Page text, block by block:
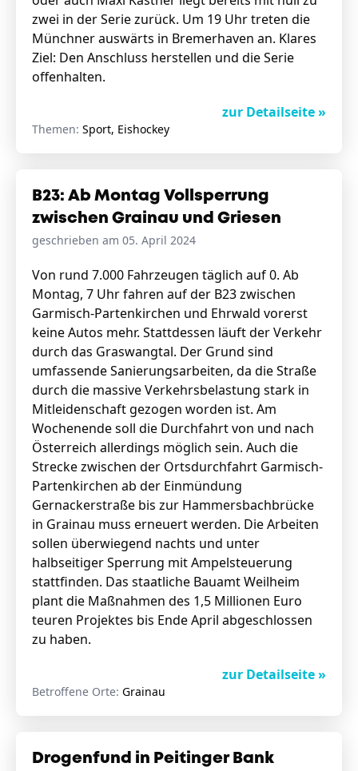
zwei in der Serie zurück. Um 19 Uhr treten die
Münchner auswärts in Bremerhaven an. Klares
Ziel: Den Anschluss herstellen und die Serie
offenhalten.
zur Detailseite »
Themen: Sport, Eishockey
B23: Ab Montag Vollsperrung
zwischen Grainau und Griesen
geschrieben am 05. April 2024
Von rund 7.000 Fahrzeugen täglich auf 0. Ab
Montag, 7 Uhr fahren auf der B23 zwischen
Garmisch-Partenkirchen und Ehrwald vorerst
keine Autos mehr. Stattdessen läuft der Verkehr
durch das Graswangtal. Der Grund sind
umfassende Sanierungsarbeiten, da die Straße
durch die massive Verkehrsbelastung stark in
Mitleidenschaft gezogen worden ist. Am
Wochenende soll die Durchfahrt von und nach
Österreich allerdings möglich sein. Auch die
Strecke zwischen der Ortsdurchfahrt Garmisch-
Partenkirchen ab der Einmündung
Gernackerstraße bis zur Hammersbachbrücke
in Grainau muss erneuert werden. Die Arbeiten
sollen überwiegend nachts und unter
halbseitiger Sperrung mit Ampelsteuerung
stattfinden. Das staatliche Bauamt Weilheim
plant die Maßnahmen des 1,5 Millionen Euro
teuren Projektes bis Ende April abgeschlossen
zu haben.
zur Detailseite »
Betroffene Orte: Grainau
Drogenfund in Peitinger Bank